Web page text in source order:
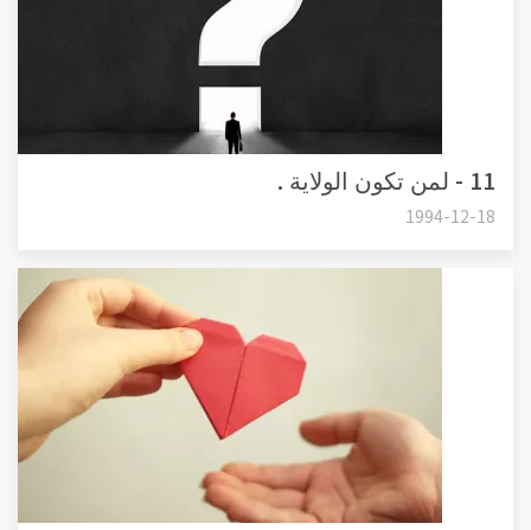
11 - لمن تكون الولاية .
1994-12-18